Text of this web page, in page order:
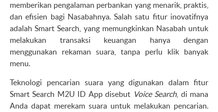
memberikan pengalaman perbankan yang menarik, praktis,
dan efisien bagi Nasabahnya. Salah satu fitur inovatifnya
adalah Smart Search, yang memungkinkan Nasabah untuk
melakukan transaksi keuangan hanya dengan
menggunakan rekaman suara, tanpa perlu klik banyak
menu.
Teknologi pencarian suara yang digunakan dalam fitur
Smart Search M2U ID App disebut Voice Search, di mana
Anda dapat merekam suara untuk melakukan pencarian.